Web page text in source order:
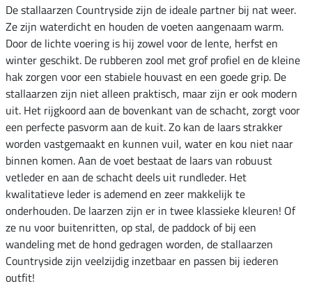
De stallaarzen Countryside zijn de ideale partner bij nat weer.
Ze zijn waterdicht en houden de voeten aangenaam warm.
Door de lichte voering is hij zowel voor de lente, herfst en
winter geschikt. De rubberen zool met grof profiel en de kleine
hak zorgen voor een stabiele houvast en een goede grip. De
stallaarzen zijn niet alleen praktisch, maar zijn er ook modern
uit. Het rijgkoord aan de bovenkant van de schacht, zorgt voor
een perfecte pasvorm aan de kuit. Zo kan de laars strakker
worden vastgemaakt en kunnen vuil, water en kou niet naar
binnen komen. Aan de voet bestaat de laars van robuust
vetleder en aan de schacht deels uit rundleder. Het
kwalitatieve leder is ademend en zeer makkelijk te
onderhouden. De laarzen zijn er in twee klassieke kleuren! Of
ze nu voor buitenritten, op stal, de paddock of bij een
wandeling met de hond gedragen worden, de stallaarzen
Countryside zijn veelzijdig inzetbaar en passen bij iederen
outfit!